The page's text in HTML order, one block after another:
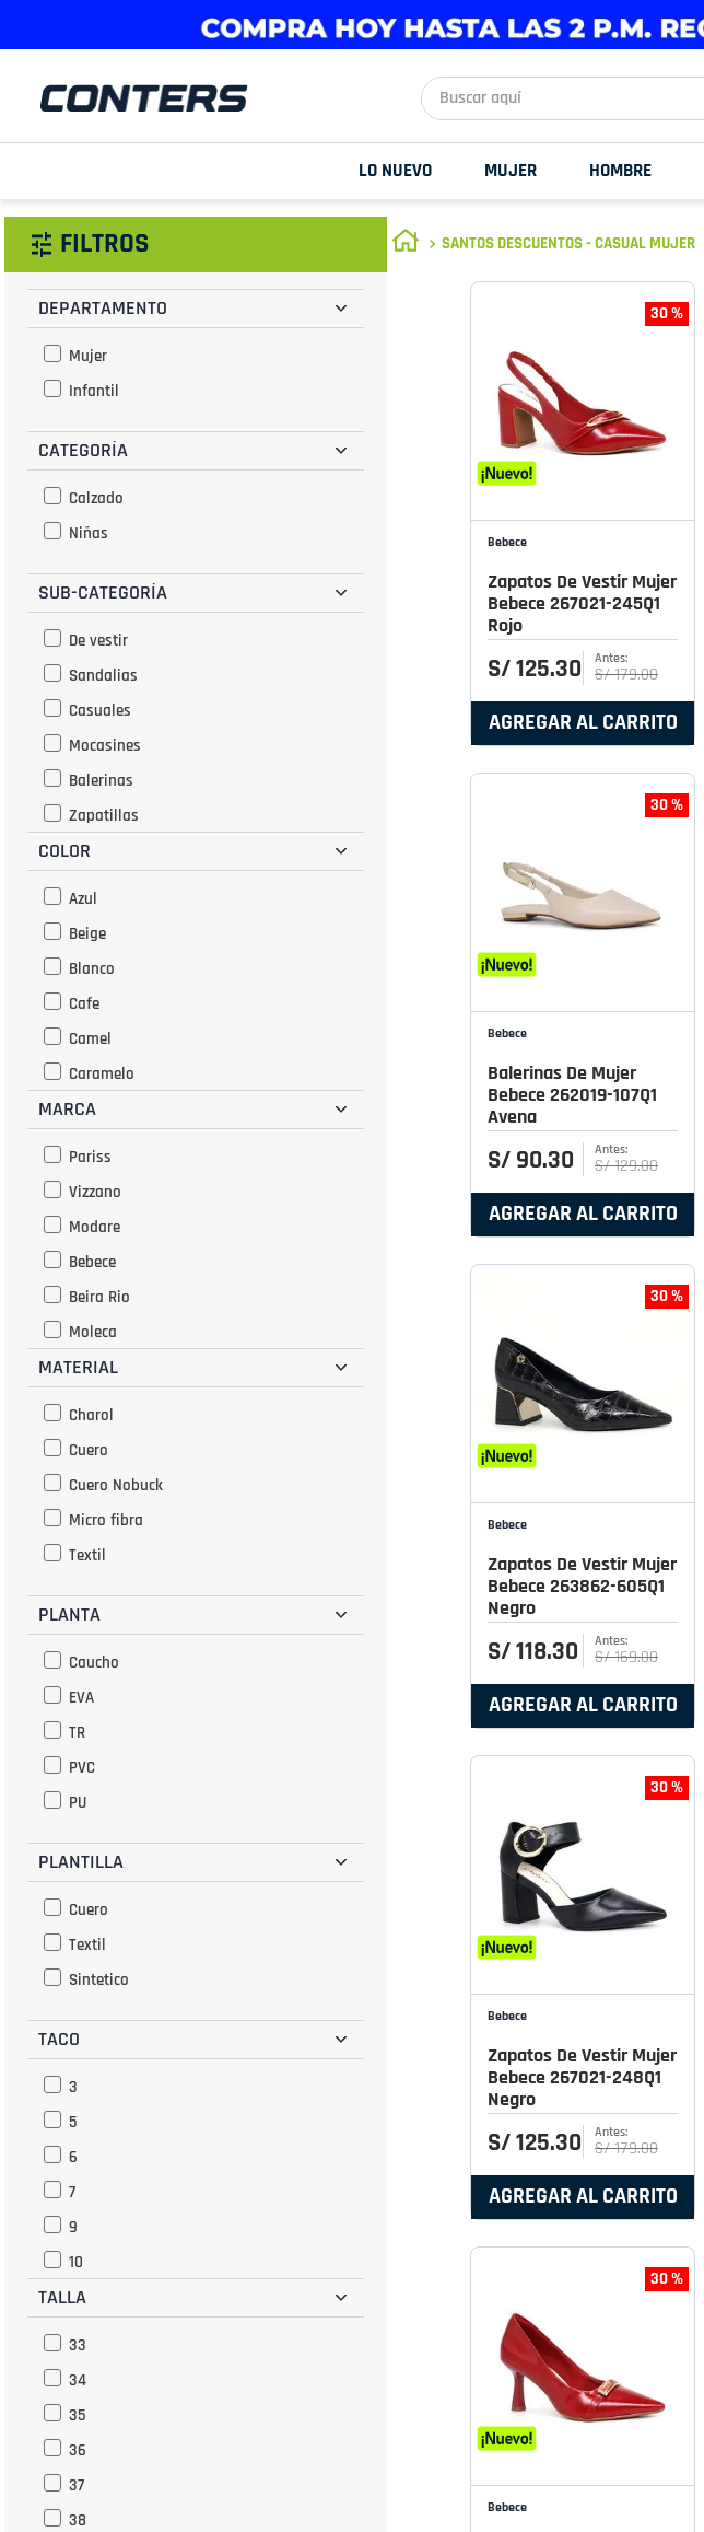
Buscar aquí
LO NUEVO MUJER HOMBRE
FILTROS
DEPARTAMENTO
Mujer
Infantil
CATEGORÍA
Calzado
Niñas
SUB-CATEGORÍA
De vestir
Sandalias
Casuales
Mocasines
Balerinas
Zapatillas
Pantuflas
COLOR
Azul
Beige
Blanco
Cafe
Camel
Caramelo
Celeste
Marino
Marron
Multicolor
Negro
Nude
Oro Rosado
Plata
Rojo
Rosado
Vino
Hueso
Fucsia
MARCA
Pariss
Vizzano
Modare
Bebece
Beira Rio
Moleca
Mississipi
MATERIAL
Charol
Cuero
Cuero Nobuck
Micro fibra
Textil
PLANTA
Caucho
EVA
TR
PVC
PU
PLANTILLA
Cuero
Textil
Sintetico
TACO
3
5
6
7
9
10
TALLA
33
34
35
36
37
38
SANTOS DESCUENTOS - CASUAL MUJER
30 %
Bebece
Zapatos De Vestir Mujer
Bebece 267021-245Q1
Rojo
S/125.30 S/179.00
AGREGAR AL CARRITO
30 %
Bebece
Balerinas De Mujer
Bebece 262019-107Q1
Avena
S/ 90.30 S/129.00
AGREGAR AL CARRITO
30 %
Bebece
Zapatos De Vestir Mujer
Bebece 263862-605Q1
Negro
S/118.30 S/169.00
AGREGAR AL CARRITO
30 %
Bebece
Zapatos De Vestir Mujer
Bebece 267021-248Q1
Negro
S/125.30 S/179.00
AGREGAR AL CARRITO
30 %
Bebece